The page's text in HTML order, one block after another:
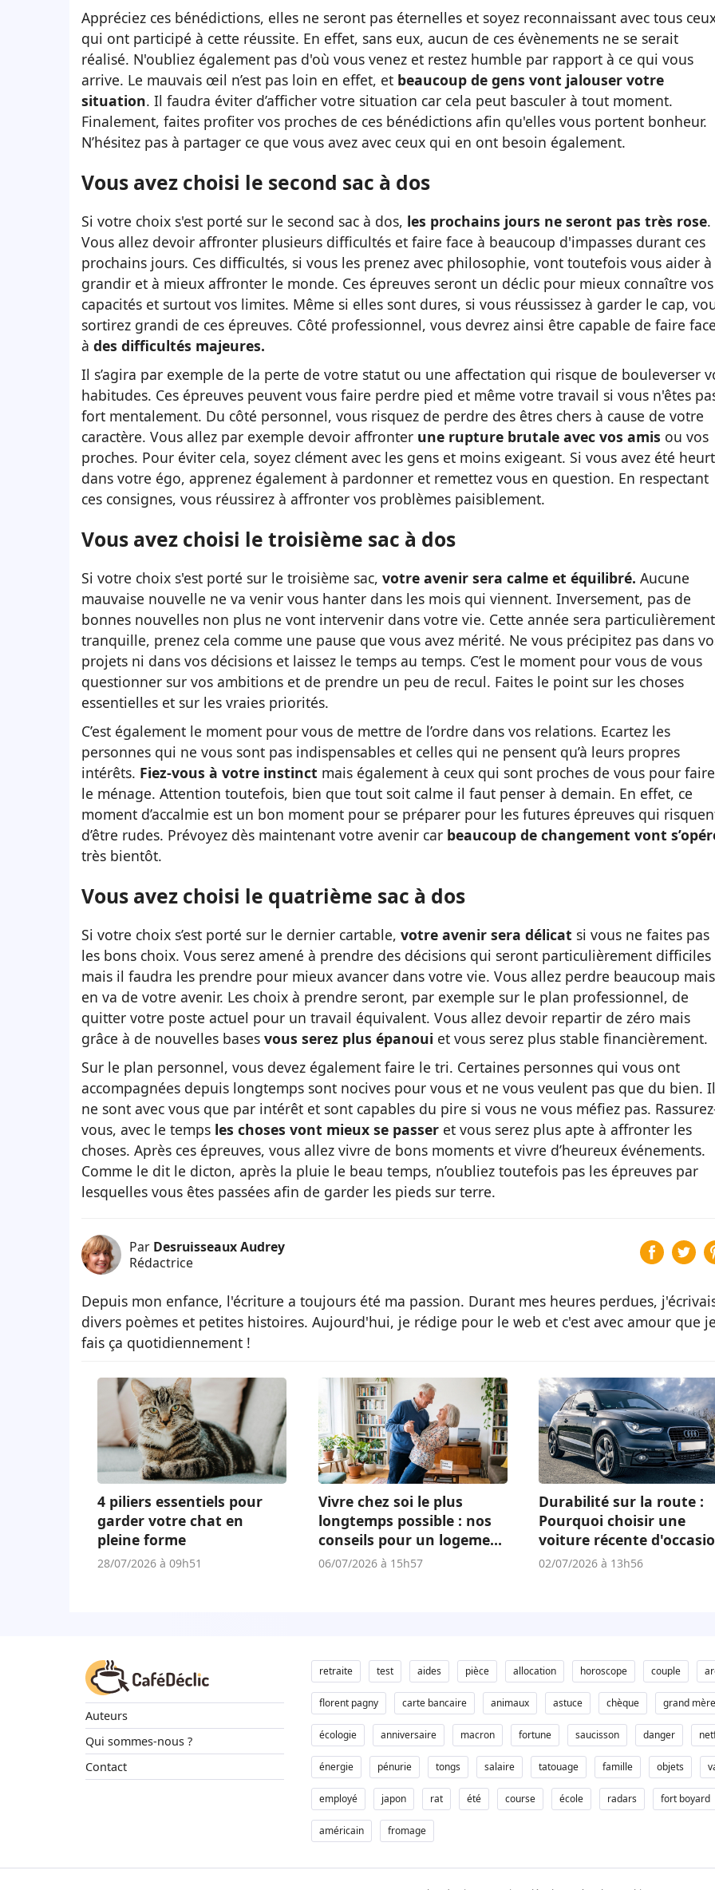
Appréciez ces bénédictions, elles ne seront pas éternelles et soyez reconnaissant avec tous
qui ont participé à cette réussite. En effet, sans eux, aucun de ces évènements ne se serait
réalisé. N'oubliez également pas d'où vous venez et restez humble par rapport à ce qui vous
arrive. Le mauvais œil n’est pas loin en effet, et beaucoup de gens vont jalouser votre
situation. Il faudra éviter d’afficher votre situation car cela peut basculer à tout moment.
Finalement, faites profiter vos proches de ces bénédictions afin qu'elles vous portent bonheur.
N’hésitez pas à partager ce que vous avez avec ceux qui en ont besoin également.
Vous avez choisi le second sac à dos
Si votre choix s'est porté sur le second sac à dos, les prochains jours ne seront pas très rose.
Vous allez devoir affronter plusieurs difficultés et faire face à beaucoup d'impasses durant ces
prochains jours. Ces difficultés, si vous les prenez avec philosophie, vont toutefois vous aider à
grandir et à mieux affronter le monde. Ces épreuves seront un déclic pour mieux connaître vos
capacités et surtout vos limites. Même si elles sont dures, si vous réussissez à garder le cap,
sortirez grandi de ces épreuves. Côté professionnel, vous devrez ainsi être capable de faire
à des difficultés majeures.
Il s’agira par exemple de la perte de votre statut ou une affectation qui risque de bouleverser
habitudes. Ces épreuves peuvent vous faire perdre pied et même votre travail si vous n'êtes
fort mentalement. Du côté personnel, vous risquez de perdre des êtres chers à cause de votre
caractère. Vous allez par exemple devoir affronter une rupture brutale avec vos amis ou vos
proches. Pour éviter cela, soyez clément avec les gens et moins exigeant. Si vous avez été
dans votre égo, apprenez également à pardonner et remettez vous en question. En respectant
ces consignes, vous réussirez à affronter vos problèmes paisiblement.
Vous avez choisi le troisième sac à dos
Si votre choix s'est porté sur le troisième sac, votre avenir sera calme et équilibré. Aucune
mauvaise nouvelle ne va venir vous hanter dans les mois qui viennent. Inversement, pas de
bonnes nouvelles non plus ne vont intervenir dans votre vie. Cette année sera particulièrement
tranquille, prenez cela comme une pause que vous avez mérité. Ne vous précipitez pas dans
projets ni dans vos décisions et laissez le temps au temps. C’est le moment pour vous de vous
questionner sur vos ambitions et de prendre un peu de recul. Faites le point sur les choses
essentielles et sur les vraies priorités.
C’est également le moment pour vous de mettre de l’ordre dans vos relations. Ecartez les
personnes qui ne vous sont pas indispensables et celles qui ne pensent qu’à leurs propres
intérêts. Fiez-vous à votre instinct mais également à ceux qui sont proches de vous pour faire
le ménage. Attention toutefois, bien que tout soit calme il faut penser à demain. En effet, ce
moment d’accalmie est un bon moment pour se préparer pour les futures épreuves qui
d’être rudes. Prévoyez dès maintenant votre avenir car beaucoup de changement vont
très bientôt.
Vous avez choisi le quatrième sac à dos
Si votre choix s’est porté sur le dernier cartable, votre avenir sera délicat si vous ne faites pas
les bons choix. Vous serez amené à prendre des décisions qui seront particulièrement difficiles
mais il faudra les prendre pour mieux avancer dans votre vie. Vous allez perdre beaucoup
en va de votre avenir. Les choix à prendre seront, par exemple sur le plan professionnel, de
quitter votre poste actuel pour un travail équivalent. Vous allez devoir repartir de zéro mais
grâce à de nouvelles bases vous serez plus épanoui et vous serez plus stable financièrement.
Sur le plan personnel, vous devez également faire le tri. Certaines personnes qui vous ont
accompagnées depuis longtemps sont nocives pour vous et ne vous veulent pas que du bien.
ne sont avec vous que par intérêt et sont capables du pire si vous ne vous méfiez pas.
vous, avec le temps les choses vont mieux se passer et vous serez plus apte à affronter les
choses. Après ces épreuves, vous allez vivre de bons moments et vivre d’heureux événements.
Comme le dit le dicton, après la pluie le beau temps, n’oubliez toutefois pas les épreuves par
lesquelles vous êtes passées afin de garder les pieds sur terre.
Par Desruisseaux Audrey
Rédactrice
Depuis mon enfance, l'écriture a toujours été ma passion. Durant mes heures perdues,
divers poèmes et petites histoires. Aujourd'hui, je rédige pour le web et c'est avec amour que
fais ça quotidiennement !
4 piliers essentiels pour
garder votre chat en
pleine forme
28/07/2026 à 09h51
Vivre chez soi le plus
longtemps possible : nos
conseils pour un logement
adapté
06/07/2026 à 15h57
Durabilité sur la route :
Pourquoi choisir une
voiture récente
est un atout écologique
02/07/2026 à 13h56
Auteurs
Qui sommes-nous ?
Contact
retraite test aides pièce allocation horoscope couple
florent pagny carte bancaire animaux astuce chèque grand mère
écologie anniversaire macron fortune saucisson danger
énergie pénurie tongs salaire tatouage famille objets
employé japon rat été course école radars fort boyard
américain fromage